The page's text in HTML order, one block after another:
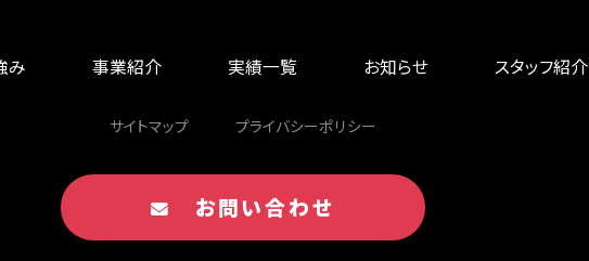
み 事業紹介 実績一覧 お知らせ スタッフ紹介
サイトマップ プライバシーポリシー
お問い合わせ